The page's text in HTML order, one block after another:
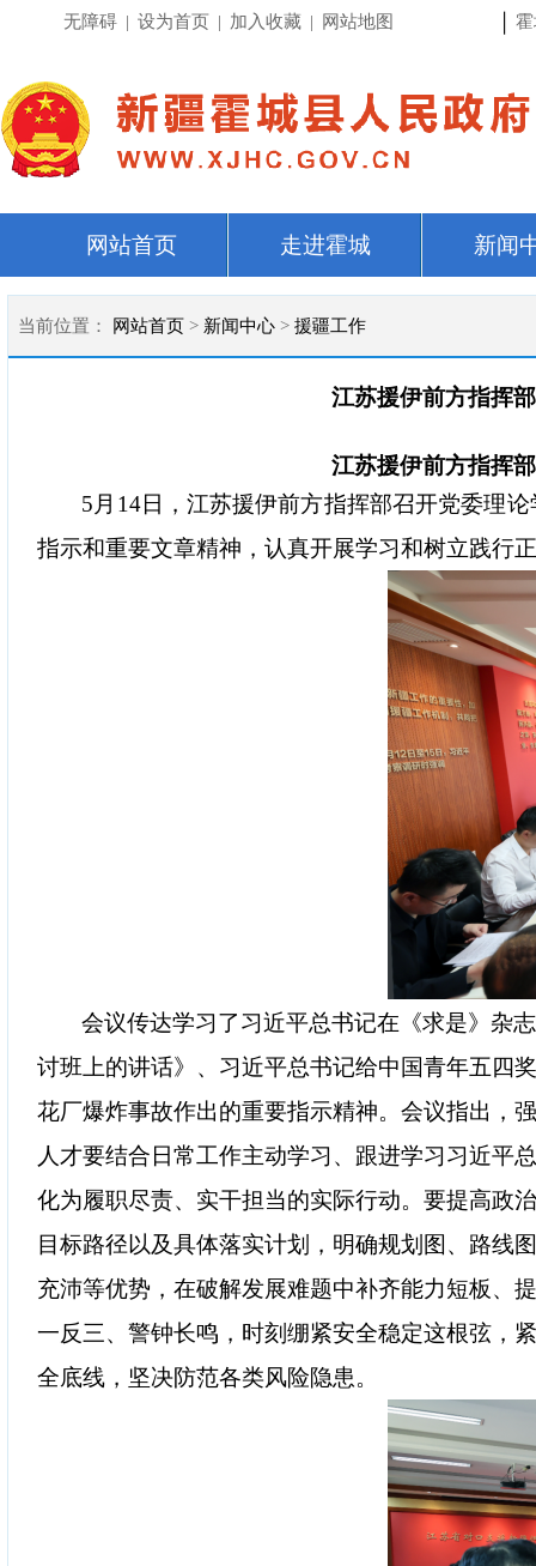
无障碍 | 设为首页 | 加入收藏 | 网站地图
网站首页 走进霍城 新闻
当前位置： 网站首页 > 新闻中心 > 援疆工作
江苏援伊前方指挥
江苏援伊前方指挥
5月14日，江苏援伊前方指挥部召开党委理
指示和重要文章精神，认真开展学习和树立践行
会议传达学习了习近平总书记在《求是》杂
讨班上的讲话》、习近平总书记给中国青年五四
花厂爆炸事故作出的重要指示精神。会议指出，
人才要结合日常工作主动学习、跟进学习习近平
化为履职尽责、实干担当的实际行动。要提高政
目标路径以及具体落实计划，明确规划图、路线
充沛等优势，在破解发展难题中补齐能力短板、
一反三、警钟长鸣，时刻绷紧安全稳定这根弦，
全底线，坚决防范各类风险隐患。